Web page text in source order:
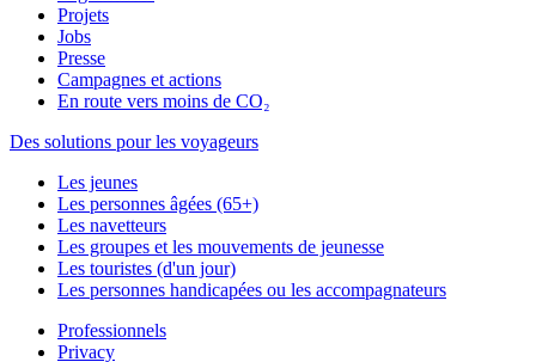
Projets
Jobs
Presse
Campagnes et actions
En route vers moins de CO₂
Des solutions pour les voyageurs
Les jeunes
Les personnes âgées (65+)
Les navetteurs
Les groupes et les mouvements de jeunesse
Les touristes (d'un jour)
Les personnes handicapées ou les accompagnateurs
Professionnels
Privacy